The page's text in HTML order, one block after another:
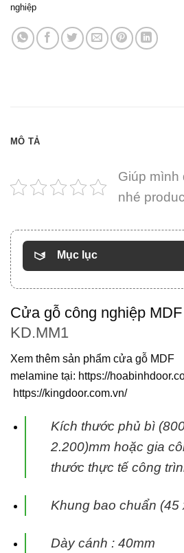
nghiệp
MÔ TẢ
Giúp mình
nhé
Mục lục
Cửa gỗ công nghiệp
KD.MM1
Xem thêm sản phẩm cửa gỗ MDF
melamine tại: https://
https://kingdoor.com.vn/
Kích thước phủ bì
2.200)mm hoặc gia
thước thực tế công
Khung bao chuẩn (45
Dày cánh : 40mm